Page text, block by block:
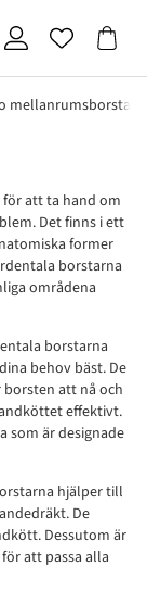
mellanrumsborstar
att ta hand om
Det finns i ett
former
borstarna
områdena
borstarna
behov bäst. De
att nå och
effektivt.
som är designade
hjälper till
De
Dessutom är
att passa alla